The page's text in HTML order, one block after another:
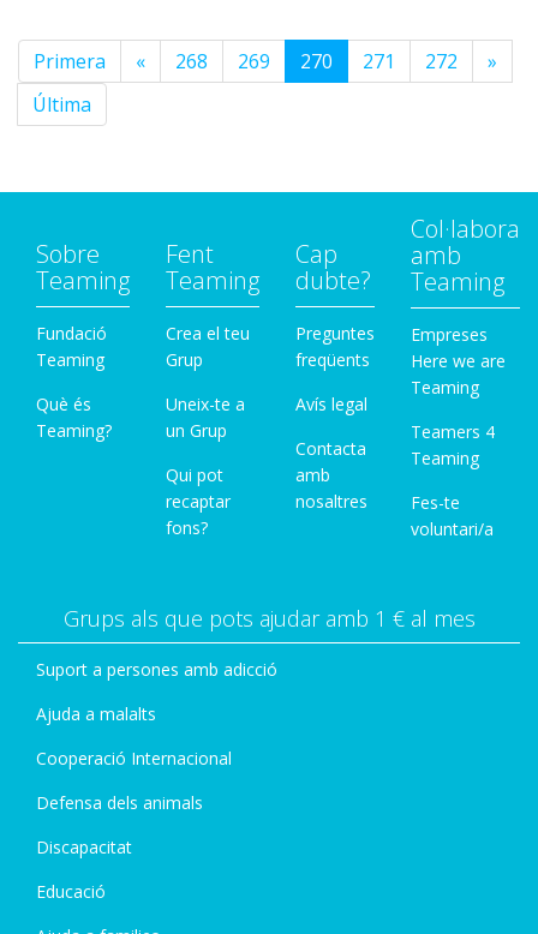
Primera « 268 269 270 271 272
»
Última
Sobre
Teaming
Fundació
Teaming
Què és
Teaming?
Fent
Teaming
Crea el teu
Grup
Uneix-te a
un Grup
Qui pot
recaptar
fons?
Cap
dubte?
Preguntes
freqüents
Avís legal
Contacta
amb
nosaltres
Col·labora
amb
Teaming
Empreses
Here we are
Teaming
Teamers 4
Teaming
Fes-te
voluntari/a
Grups als que pots ajudar amb 1 € al mes
Suport a persones amb adicció
Ajuda a malalts
Cooperació Internacional
Defensa dels animals
Discapacitat
Educació